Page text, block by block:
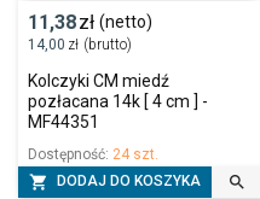
11,38zł (netto)
14,00 zł (brutto)
Kolczyki CM miedź
pozłacana 14k [ 4 cm ] -
MF44351
Dostępność: 24 szt.
 DODAJ DO KOSZYKA 